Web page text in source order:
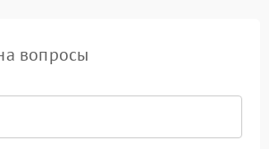
вопросы